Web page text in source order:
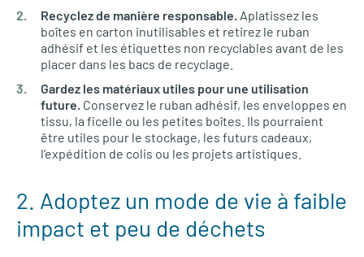
Recyclez de manière responsable. Aplatissez les
boîtes en carton inutilisables et retirez le ruban
adhésif et les étiquettes non recyclables avant de les
placer dans les bacs de recyclage.
Gardez les matériaux utiles pour une utilisation
future. Conservez le ruban adhésif, les enveloppes en
tissu, la ficelle ou les petites boîtes. Ils pourraient
être utiles pour le stockage, les futurs cadeaux,
l’expédition de colis ou les projets artistiques.
2. Adoptez un mode de vie à faible
impact et peu de déchets